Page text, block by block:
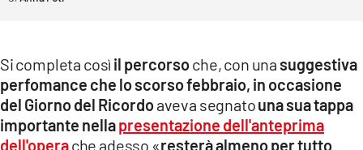
Si completa così il percorsoche, con una suggestiva
perfomance che lo scorso febbraio, in occasione
del Giorno del Ricordoaveva segnatouna sua tappa
importante nellapresentazione dell'anteprima
dell'operache adesso «resterà almeno per tutto